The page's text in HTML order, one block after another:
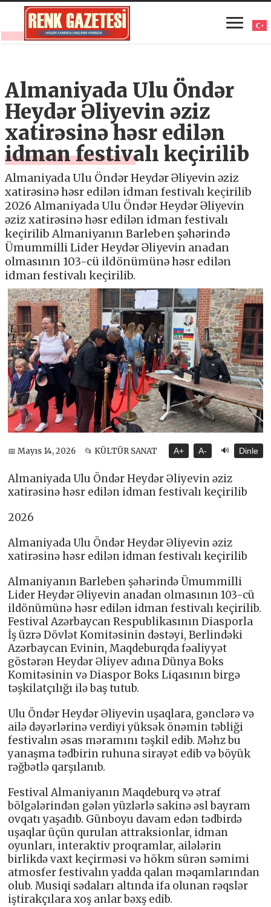
Almaniyada Ulu Öndər
Heydər Əliyevin əziz
xatirəsinə həsr edilən
idman festivalı keçirilib
Almaniyada Ulu Öndər Heydər Əliyevin əziz
xatirəsinə həsr edilən idman festivalı keçirilib
2026 Almaniyada Ulu Öndər Heydər Əliyevin
əziz xatirəsinə həsr edilən idman festivalı
keçirilib Almaniyanın Barleben şəhərində
Ümummilli Lider Heydər Əliyevin anadan
olmasının 103-cü ildönümünə həsr edilən
idman festivalı keçirilib.
📅 Mayıs 14, 2026 📂 KÜLTÜR SANAT A+ A- 🔊 Dinle
Almaniyada Ulu Öndər Heydər Əliyevin əziz
xatirəsinə həsr edilən idman festivalı keçirilib
2026
Almaniyada Ulu Öndər Heydər Əliyevin əziz
xatirəsinə həsr edilən idman festivalı keçirilib
Almaniyanın Barleben şəhərində Ümummilli
Lider Heydər Əliyevin anadan olmasının 103-cü
ildönümünə həsr edilən idman festivalı keçirilib.
Festival Azərbaycan Respublikasının Diasporla
İş üzrə Dövlət Komitəsinin dəstəyi, Berlindəki
Azərbaycan Evinin, Maqdeburqda fəaliyyət
göstərən Heydər Əliyev adına Dünya Boks
Komitəsinin və Diaspor Boks Liqasının birgə
təşkilatçılığı ilə baş tutub.
Ulu Öndər Heydər Əliyevin uşaqlara, gənclərə və
ailə dəyərlərinə verdiyi yüksək önəmin təbliği
festivalın əsas məramını təşkil edib. Məhz bu
yanaşma tədbirin ruhuna sirayət edib və böyük
rəğbətlə qarşılanıb.
Festival Almaniyanın Maqdeburq və ətraf
bölgələrindən gələn yüzlərlə sakinə əsl bayram
ovqatı yaşadıb. Günboyu davam edən tədbirdə
uşaqlar üçün qurulan attraksionlar, idman
oyunları, interaktiv proqramlar, ailələrin
birlikdə vaxt keçirməsi və hökm sürən səmimi
atmosfer festivalın yadda qalan məqamlarından
olub. Musiqi sədaları altında ifa olunan rəqslər
iştirakçılara xoş anlar bəxş edib.